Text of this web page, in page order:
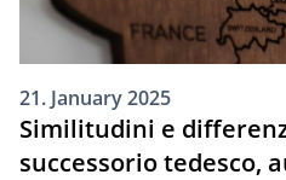
21. January 2025
Similitudini e
successorio tedesco,